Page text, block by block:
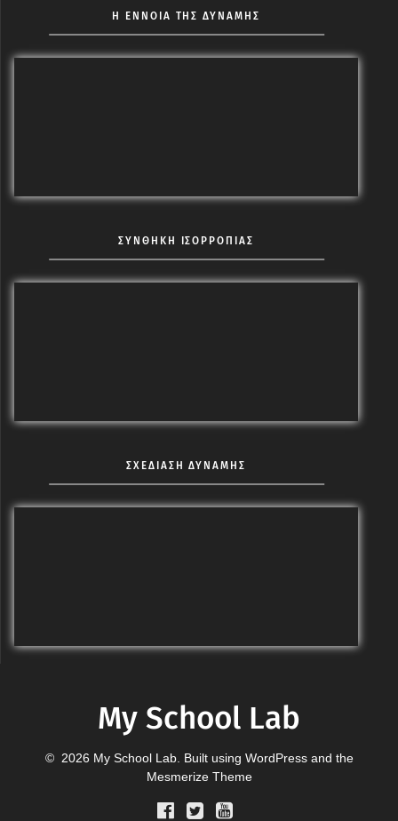
Η ΕΝΝΟΙΑ ΤΗΣ ΔΥΝΑΜΗΣ
ΣΥΝΘΗΚΗ ΙΣΟΡΡΟΠΙΑΣ
ΣΧΕΔΙΑΣΗ ΔΥΝΑΜΗΣ
My School Lab
© 2026 My School Lab. Built using WordPress and the
Mesmerize Theme